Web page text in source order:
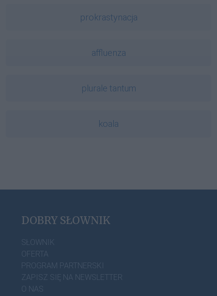
prokrastynacja
affluenza
plurale tantum
koala
DOBRY SŁOWNIK
SŁOWNIK
OFERTA
PROGRAM PARTNERSKI
ZAPISZ SIĘ NA NEWSLETTER
O NAS